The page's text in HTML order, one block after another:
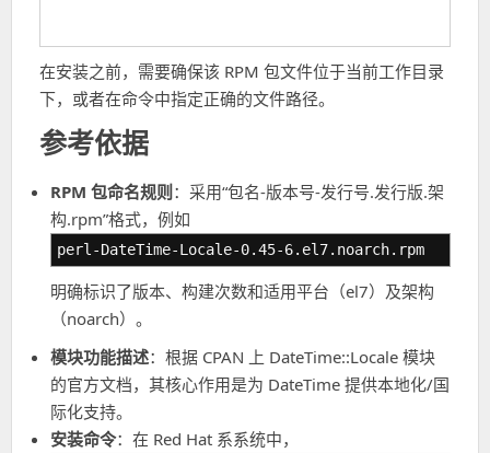
在安装之前，需要确保该 RPM 包文件位于当前工作目录
下，或者在命令中指定正确的文件路径。
参考依据
RPM 包命名规则：采用“包名-版本号-发行号.发行版.架
构.rpm”格式，例如
perl-DateTime-Locale-0.45-6.el7.noarch.rpm
明确标识了版本、构建次数和适用平台（el7）及架构
（noarch）。
模块功能描述：根据 CPAN 上 DateTime::Locale 模块
的官方文档，其核心作用是为 DateTime 提供本地化/国
际化支持。
安装命令：在 Red Hat 系系统中，